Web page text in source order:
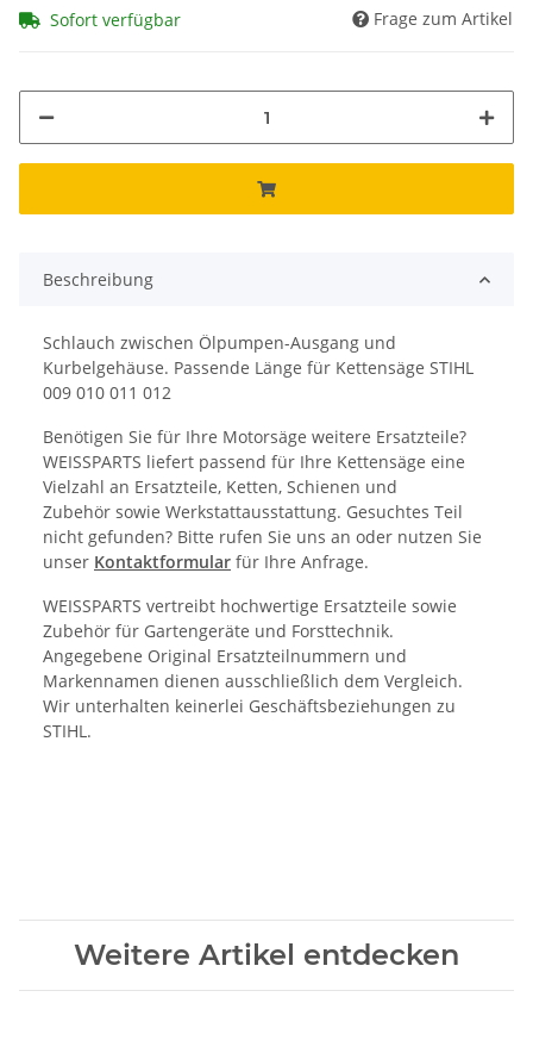
Sofort verfügbar Frage zum Artikel
Beschreibung
Schlauch zwischen Ölpumpen-Ausgang und
Kurbelgehäuse. Passende Länge für Kettensäge STIHL
009 010 011 012
Benötigen Sie für Ihre Motorsäge weitere Ersatzteile?
WEISSPARTS liefert passend für Ihre Kettensäge eine
Vielzahl an Ersatzteile, Ketten, Schienen und
Zubehör sowie Werkstattausstattung. Gesuchtes Teil
nicht gefunden? Bitte rufen Sie uns an oder nutzen Sie
unser Kontaktformular für Ihre Anfrage.
WEISSPARTS vertreibt hochwertige Ersatzteile sowie
Zubehör für Gartengeräte und Forsttechnik.
Angegebene Original Ersatzteilnummern und
Markennamen dienen ausschließlich dem Vergleich.
Wir unterhalten keinerlei Geschäftsbeziehungen zu
STIHL.
Weitere Artikel entdecken